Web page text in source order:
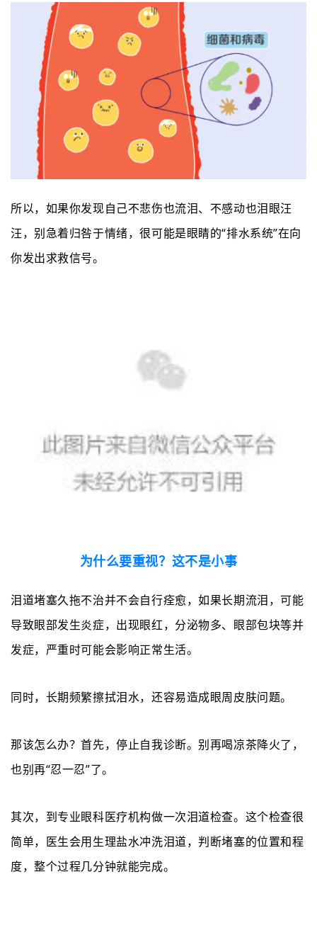
所以，如果你发现自己不悲伤也流泪、不感动也泪眼汪
汪，别急着归咎于情绪，很可能是眼睛的“排水系统”在向
你发出求救信号。
为什么要重视？这不是小事
泪道堵塞久拖不治并不会自行痊愈，如果长期流泪，可能
导致眼部发生炎症，出现眼红，分泌物多、眼部包块等并
发症，严重时可能会影响正常生活。
同时，长期频繁擦拭泪水，还容易造成眼周皮肤问题。
那该怎么办？首先，停止自我诊断。别再喝凉茶降火了，
也别再“忍一忍”了。
其次，到专业眼科医疗机构做一次泪道检查。这个检查很
简单，医生会用生理盐水冲洗泪道，判断堵塞的位置和程
度，整个过程几分钟就能完成。